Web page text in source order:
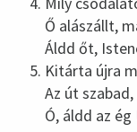
Ő alászállt,
Áldd őt,
Kitárta újra
Az út
Ó, áldd az